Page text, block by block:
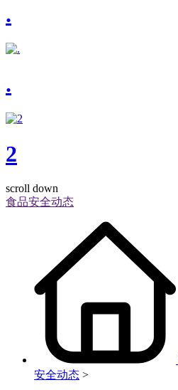
.
.
2
scroll down
食品安全动态
安全动态 >